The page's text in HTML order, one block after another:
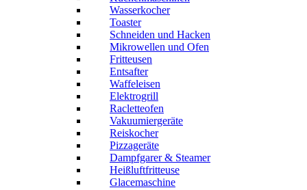
Wasserkocher
Toaster
Schneiden und Hacken
Mikrowellen und Ofen
Fritteusen
Entsafter
Waffeleisen
Elektrogrill
Racletteofen
Vakuumiergeräte
Reiskocher
Pizzageräte
Dampfgarer & Steamer
Heißluftfritteuse
Glacemaschine